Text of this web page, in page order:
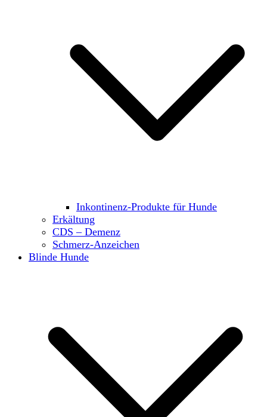
Inkontinenz-Produkte für Hunde
Erkältung
CDS – Demenz
Schmerz-Anzeichen
Blinde Hunde